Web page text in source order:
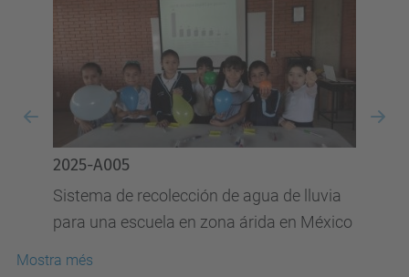
de lluvia
en México
2025-A031
Enfortiment de les capacitats a la regió del
llac d’Alaotra: millora del cultiu d’arròs i
d’activitats aqüícoles
Previous
Mostra més